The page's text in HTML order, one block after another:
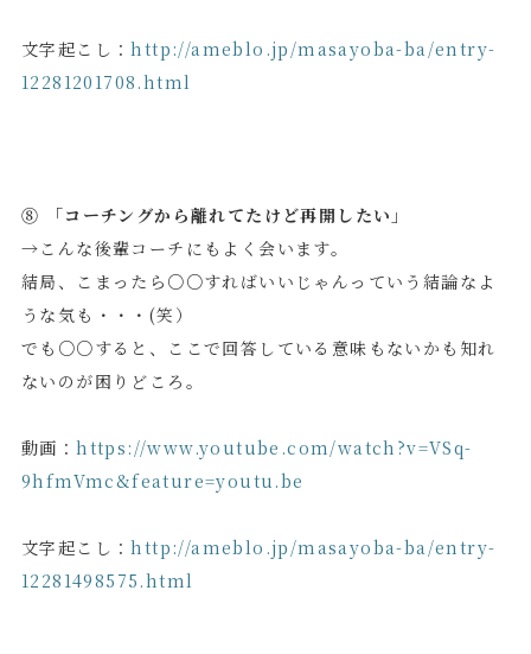
文字起こし：http://ameblo.jp/masayoba-ba/entry-
12281201708.html
⑧ 「コーチングから離れてたけど再開したい」
→こんな後輩コーチにもよく会います。
結局、こまったら○○すればいいじゃんっていう結論なよ
うな気も・・・(笑）
でも○○すると、ここで回答している意味もないかも知れ
ないのが困りどころ。
動画：https://www.youtube.com/watch?v=VSq-
9hfmVmc&feature=youtu.be
文字起こし：http://ameblo.jp/masayoba-ba/entry-
12281498575.html